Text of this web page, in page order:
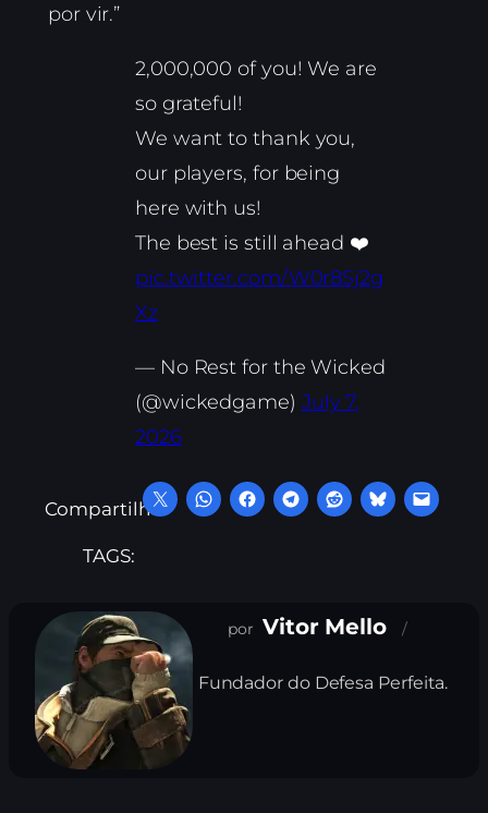
por vir.”
2,000,000 of you! We are
so grateful!
We want to thank you,
our players, for being
here with us!
The best is still ahead ❤️
pic.twitter.com/W0r8Sj2g
Xz
— No Rest for the Wicked
(@wickedgame) July 7,
2026
Compartilhe:
TAGS:
Vitor Mello
Fundador do Defesa Perfeita.